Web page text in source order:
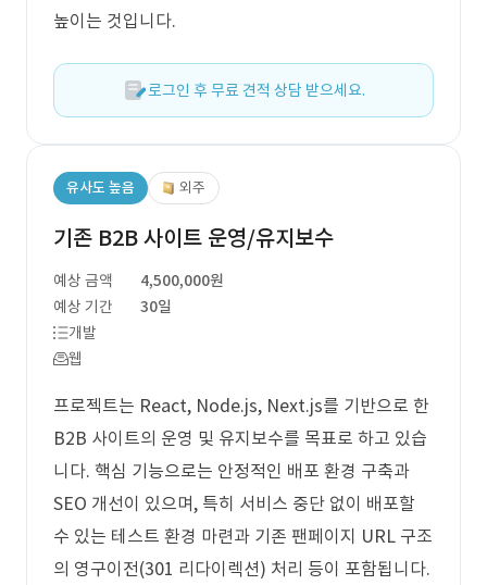
높이는 것입니다.
로그인 후 무료 견적 상담 받으세요.
유사도 높음 외주
기존 B2B 사이트 운영/유지보수
예상 금액
4,500,000원
예상 기간
30일
개발
웹
프로젝트는 React, Node.js, Next.js를 기반으로 한
B2B 사이트의 운영 및 유지보수를 목표로 하고 있습
니다. 핵심 기능으로는 안정적인 배포 환경 구축과
SEO 개선이 있으며, 특히 서비스 중단 없이 배포할
수 있는 테스트 환경 마련과 기존 팬페이지 URL 구조
의 영구이전(301 리다이렉션) 처리 등이 포함됩니다.